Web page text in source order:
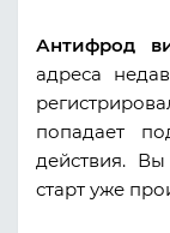
Антифрод
адреса
попадает
действия.
старт уже